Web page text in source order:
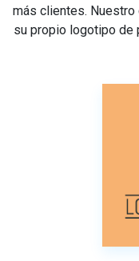
más clientes.
su propio logotipo de